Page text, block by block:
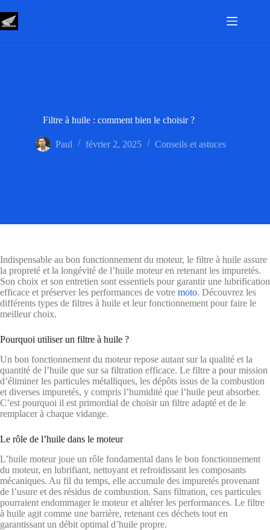
au
contenu
Filtre à huile : comment bien le choisir ?
Paul février 2, 2025 Conseils et astuces
Indispensable au bon fonctionnement du moteur, le filtre à huile assure
la propreté et la longévité de l’huile moteur en retenant les impuretés.
Son choix et son entretien sont essentiels pour garantir une lubrification
efficace et préserver les performances de votre moto. Découvrez les
différents types de filtres à huile et leur fonctionnement pour faire le
meilleur choix.
Pourquoi utiliser un filtre à huile ?
Un bon fonctionnement du moteur repose autant sur la qualité et la
quantité de l’huile que sur sa filtration efficace. Le filtre a pour mission
d’éliminer les particules métalliques, les dépôts issus de la combustion
et diverses impuretés, y compris l’humidité que l’huile peut absorber.
C’est pourquoi il est primordial de choisir un filtre adapté et de le
remplacer à chaque vidange.
Le rôle de l’huile dans le moteur
L’huile moteur joue un rôle fondamental dans le bon fonctionnement
du moteur, en lubrifiant, nettoyant et refroidissant les composants
mécaniques. Au fil du temps, elle accumule des impuretés provenant
de l’usure et des résidus de combustion. Sans filtration, ces particules
pourraient endommager le moteur et altérer les performances. Le filtre
à huile agit comme une barrière, retenant ces déchets tout en
garantissant un débit optimal d’huile propre.